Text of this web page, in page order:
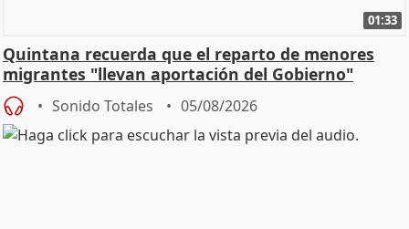
01:33
Quintana recuerda que el reparto de menores
migrantes "llevan aportación del Gobierno"
central
Sonido Totales 05/08/2026